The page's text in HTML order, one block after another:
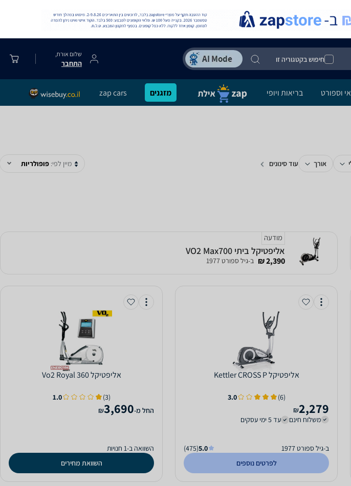
חיפוש בקטגוריה זו
שלום אורח,
התחבר
וספורט בריאות ויופי מזגנים zap cars
אורך
עוד סינונים
מיין לפי: פופולריות
מודעה
אליפטיקל ביתי VO2 Max700
2,390 ₪ ב-גיל ספורט 1977
אליפטיקל Kettler CROSS P
(6)
3.0
2,279
₪
משלוח חינם
עד 5 ימי עסקים
ב-גיל ספורט 1977 5.0
(475)
לפרטים נוספים
אליפטיקל Vo2 Royal 360
(3)
1.0
‫החל מ-3,690
₪
השוואה ב-1 חנויות
השוואת מחירים